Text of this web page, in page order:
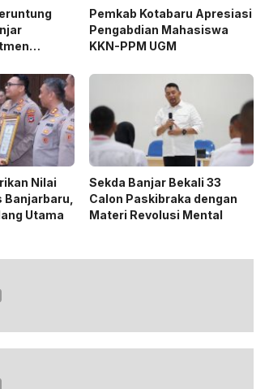
Pemkab Kotabaru Apresiasi
Pengabdian Mahasiswa
KKN-PPM UGM
Nilai
Utama
Sekda Banjar Bekali 33
Calon Paskibraka dengan
Materi Revolusi Mental